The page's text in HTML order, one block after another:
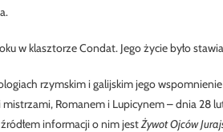
w klasztorze Condat. Jego życie było
rzymskim i galijskim jego
Romanem i Lupicynem – dnia 28
źródłem informacji o nim jestŻywot Ojców